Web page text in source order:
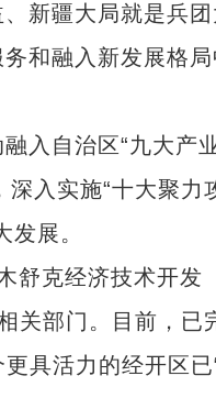
新疆大局就是兵团
和融入新发展格局
入自治区“九大产
入实施“十大聚力
展。
舒克经济技术开发
关部门。目前，已
具活力的经开区已